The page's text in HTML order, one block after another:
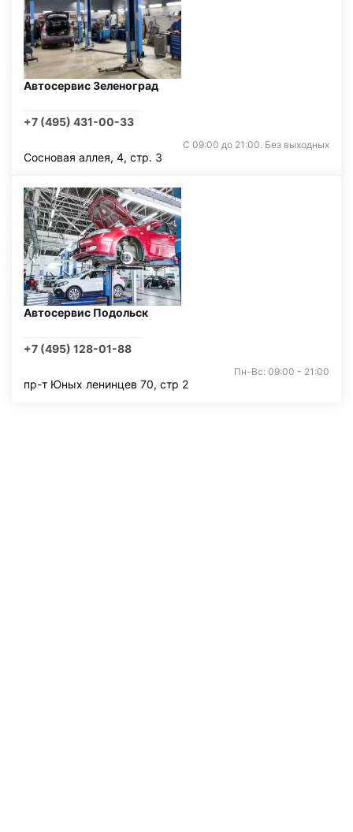
Автосервис Зеленоград
+7 (495) 431-00-33
С 09:00 до 21:00. Без выходных
Сосновая аллея, 4, стр. 3
Автосервис Подольск
+7 (495) 128-01-88
Пн-Вс: 09:00 - 21:00
пр-т Юных ленинцев 70, стр 2